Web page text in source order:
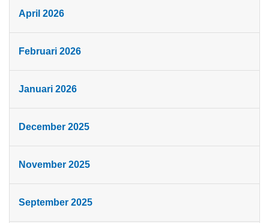
April 2026
Februari 2026
Januari 2026
December 2025
November 2025
September 2025